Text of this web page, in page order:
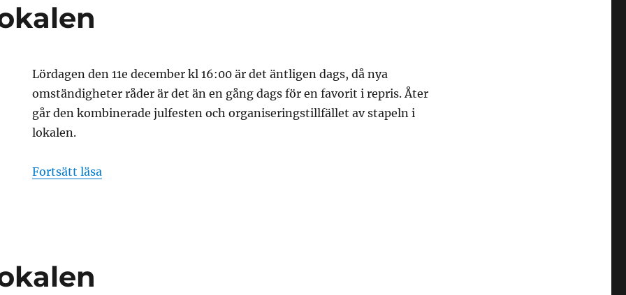
Lördagen den 11e december kl 16:00 är det äntligen dags, då nya
omständigheter råder är det än en gång dags för en favorit i repris. Åter
går den kombinerade julfesten och organiseringstillfället av stapeln i
lokalen.
Fortsätt läsa